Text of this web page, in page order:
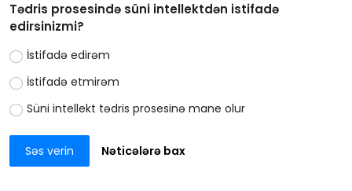
Tədris prosesində süni intellektdən istifadə
edirsinizmi?
İstifadə edirəm
İstifadə etmirəm
Süni intellekt tədris prosesinə mane olur
Səs verin Nəticələrə bax